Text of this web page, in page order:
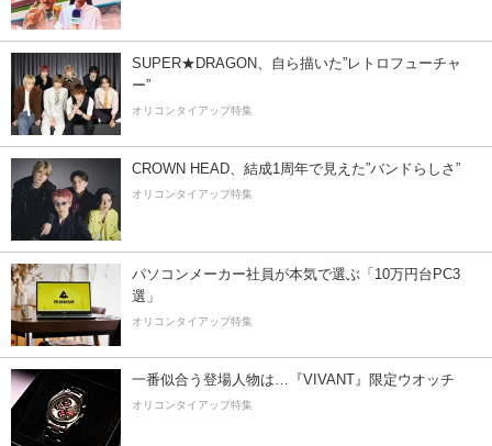
SUPER★DRAGON、自ら描いた”レトロフューチャ
ー”
オリコンタイアップ特集
CROWN HEAD、結成1周年で見えた”バンドらしさ”
オリコンタイアップ特集
パソコンメーカー社員が本気で選ぶ「10万円台PC3
選」
オリコンタイアップ特集
一番似合う登場人物は…『VIVANT』限定ウオッチ
オリコンタイアップ特集